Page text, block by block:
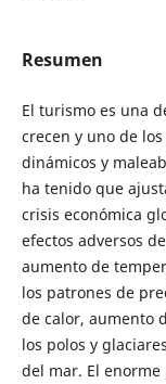
Resumen
El turismo es una
crecen y uno de
dinámicos y
ha tenido que
crisis económica
efectos adversos
aumento de
los patrones de
de calor, aumento
los polos y
del mar. El